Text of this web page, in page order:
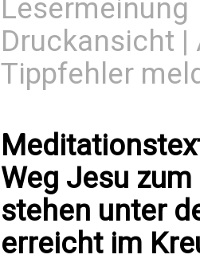
Lesermeinung
Druckansicht |
Tippfehler
Weg Jesu
stehen unter
erreicht im